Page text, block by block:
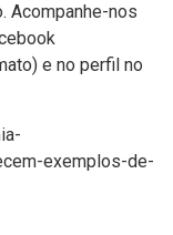
Acompanhe-nos
e no perfil no
exemplos-de-